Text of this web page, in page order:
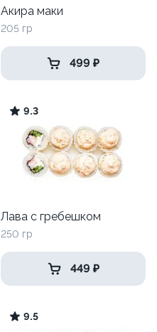
Акира маки
205 гр
499 ₽
9.3
Лава с гребешком
250 гр
449 ₽
9.5